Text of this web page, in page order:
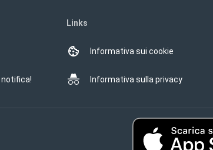
notifica!
Links
Informativa sui cookie
Informativa sulla privacy